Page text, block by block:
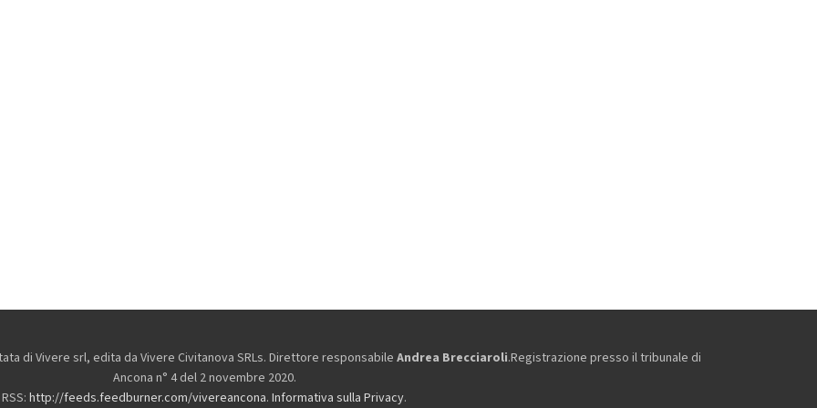
di Vivere srl, edita da Vivere Civitanova SRLs. Direttore responsabile Andrea Brecciaroli.Registrazione presso il tribunale di
Ancona n° 4 del 2 novembre 2020.
RSS: http://feeds.feedburner.com/vivereancona. Informativa sulla Privacy.